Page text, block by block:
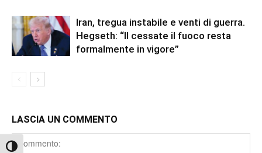
Attiva/disattiva alto contrasto
Iran, tregua instabile e venti di guerra.
Hegseth: “Il cessate il fuoco resta
formalmente in vigore”
LASCIA UN COMMENTO
Comment